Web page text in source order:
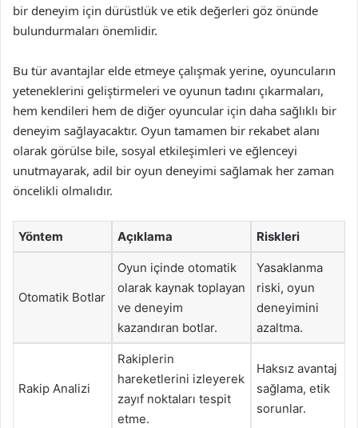
bir deneyim için dürüstlük ve etik değerleri göz önünde
bulundurmaları önemlidir.
Bu tür avantajlar elde etmeye çalışmak yerine, oyuncuların
yeteneklerini geliştirmeleri ve oyunun tadını çıkarmaları,
hem kendileri hem de diğer oyuncular için daha sağlıklı bir
deneyim sağlayacaktır. Oyun tamamen bir rekabet alanı
olarak görülse bile, sosyal etkileşimleri ve eğlenceyi
unutmayarak, adil bir oyun deneyimi sağlamak her zaman
öncelikli olmalıdır.
Yöntem Açıklama Riskleri
Otomatik Botlar
Oyun içinde otomatik
olarak kaynak toplayan
ve deneyim
kazandıran botlar.
Yasaklanma
riski, oyun
deneyimini
azaltma.
Rakip Analizi
Rakiplerin
hareketlerini izleyerek
zayıf noktaları tespit
etme.
Haksız avantaj
sağlama, etik
sorunlar.